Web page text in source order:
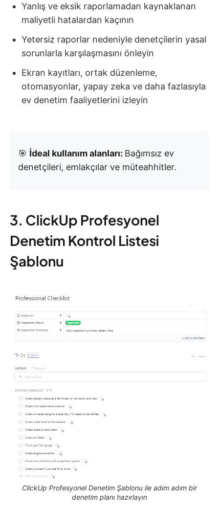
Yanlış ve eksik raporlamadan kaynaklanan
maliyetli hatalardan kaçının
Yetersiz raporlar nedeniyle denetçilerin yasal
sorunlarla karşılaşmasını önleyin
Ekran kayıtları, ortak düzenleme,
otomasyonlar, yapay zeka ve daha fazlasıyla
ev denetim faaliyetlerini izleyin
🎯 İdeal kullanım alanları: Bağımsız ev
denetçileri, emlakçılar ve müteahhitler.
3. ClickUp Profesyonel
Denetim Kontrol Listesi
Şablonu
ClickUp Profesyonel Denetim Şablonu ile adım adım bir
denetim planı hazırlayın